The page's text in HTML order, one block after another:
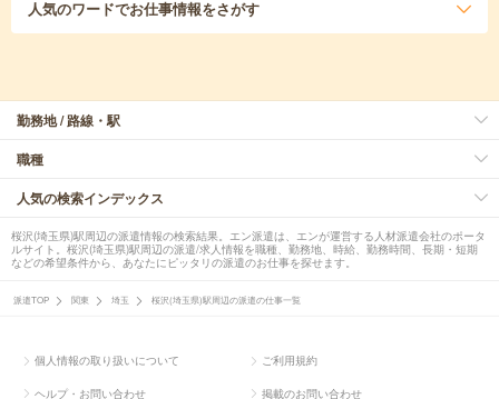
人気のワードでお仕事情報をさがす
勤務地 / 路線・駅
職種
人気の検索インデックス
桜沢(埼玉県)駅周辺の派遣情報の検索結果。エン派遣は、エンが運営する人材派遣会社のポータ
ルサイト。桜沢(埼玉県)駅周辺の派遣/求人情報を職種、勤務地、時給、勤務時間、長期・短期
などの希望条件から、あなたにピッタリの派遣のお仕事を探せます。
派遣TOP 関東 埼玉 桜沢(埼玉県)駅周辺の派遣の仕事一覧
個人情報の取り扱いについて ご利用規約
ヘルプ・お問い合わせ 掲載のお問い合わせ